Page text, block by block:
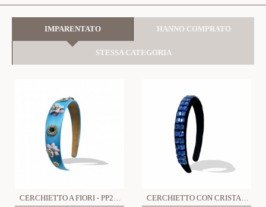
IMPARENTATO HANNO COMPRATO
STESSA CATEGORIA
CERCHIETTO A FIORI - PP2360F111 CERCHIETTO CON CRISTALLI - PP2392F114